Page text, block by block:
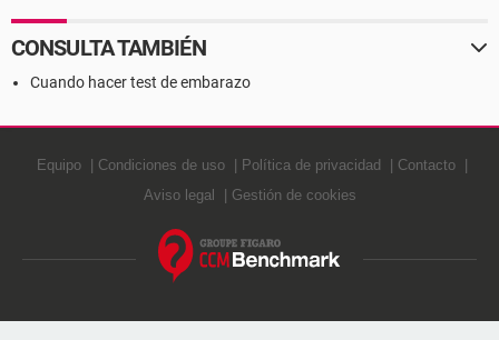
CONSULTA TAMBIÉN
Cuando hacer test de embarazo
Equipo Condiciones de uso Política de privacidad
Contacto
Aviso legal
Gestión de cookies